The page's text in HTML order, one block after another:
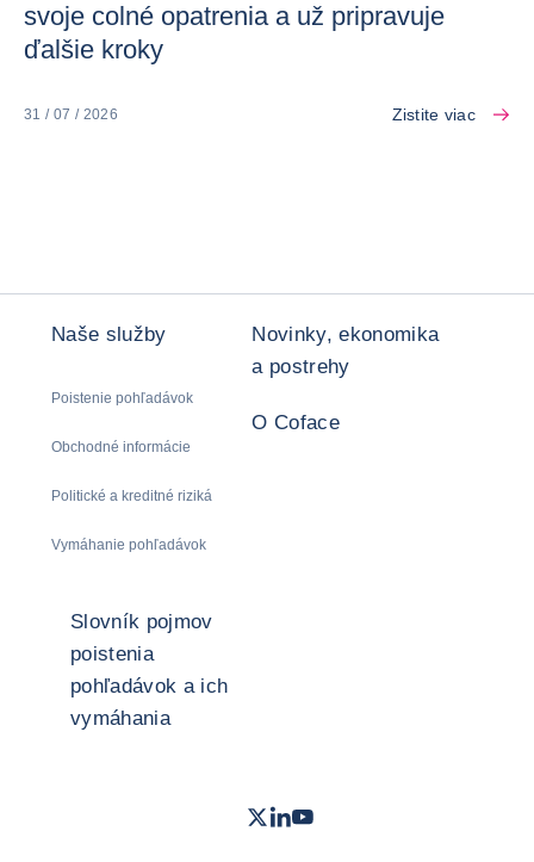
svoje colné opatrenia a už pripravuje
ďalšie kroky
31 / 07 / 2026 Zistite viac
Naše služby
Poistenie pohľadávok
Obchodné informácie
Politické a kreditné riziká
Vymáhanie pohľadávok
Novinky, ekonomika
a postrehy
O Coface
Slovník pojmov
poistenia
pohľadávok a ich
vymáhania
Twitter- Coface
LinkedIn
Youtube